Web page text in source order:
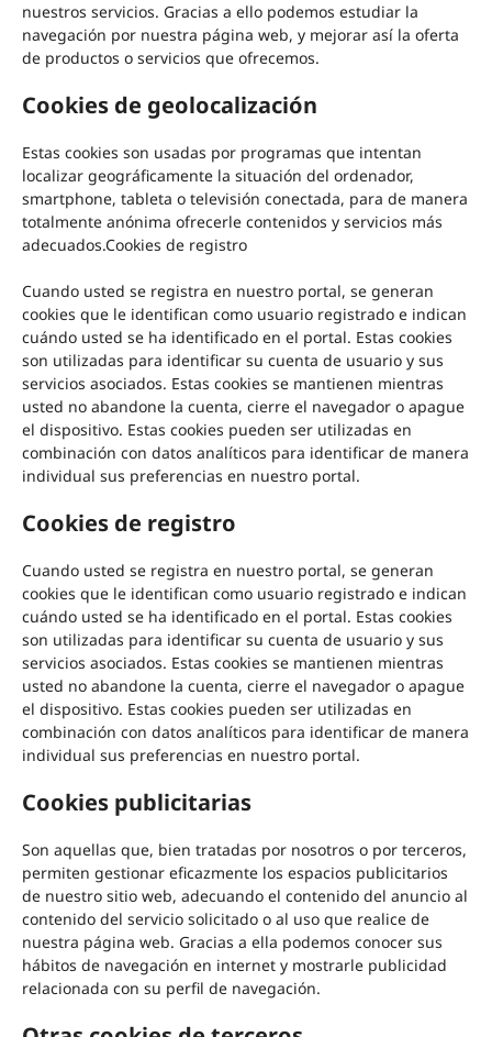
nuestros servicios. Gracias a ello podemos estudiar la
navegación por nuestra página web, y mejorar así la oferta
de productos o servicios que ofrecemos.
Cookies de geolocalización
Estas cookies son usadas por programas que intentan
localizar geográficamente la situación del ordenador,
smartphone, tableta o televisión conectada, para de manera
totalmente anónima ofrecerle contenidos y servicios más
adecuados.Cookies de registro
Cuando usted se registra en nuestro portal, se generan
cookies que le identifican como usuario registrado e indican
cuándo usted se ha identificado en el portal. Estas cookies
son utilizadas para identificar su cuenta de usuario y sus
servicios asociados. Estas cookies se mantienen mientras
usted no abandone la cuenta, cierre el navegador o apague
el dispositivo. Estas cookies pueden ser utilizadas en
combinación con datos analíticos para identificar de manera
individual sus preferencias en nuestro portal.
Cookies de registro
Cuando usted se registra en nuestro portal, se generan
cookies que le identifican como usuario registrado e indican
cuándo usted se ha identificado en el portal. Estas cookies
son utilizadas para identificar su cuenta de usuario y sus
servicios asociados. Estas cookies se mantienen mientras
usted no abandone la cuenta, cierre el navegador o apague
el dispositivo. Estas cookies pueden ser utilizadas en
combinación con datos analíticos para identificar de manera
individual sus preferencias en nuestro portal.
Cookies publicitarias
Son aquellas que, bien tratadas por nosotros o por terceros,
permiten gestionar eficazmente los espacios publicitarios
de nuestro sitio web, adecuando el contenido del anuncio al
contenido del servicio solicitado o al uso que realice de
nuestra página web. Gracias a ella podemos conocer sus
hábitos de navegación en internet y mostrarle publicidad
relacionada con su perfil de navegación.